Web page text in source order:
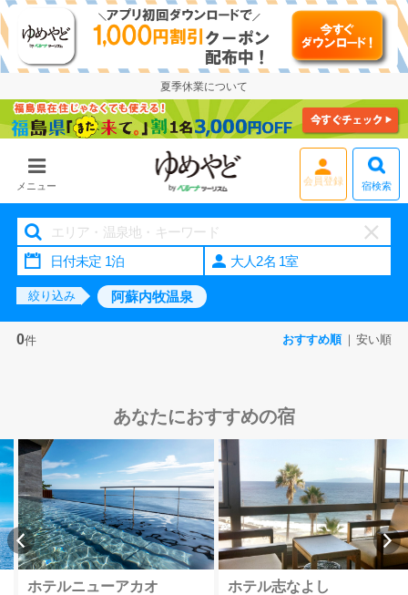
夏季休業について
メニュー 宿検索
大人2名 1室
絞り込み 阿蘇内牧温泉
0件 おすすめ順 安い順
あなたにおすすめの宿
ホテルニューアカオ
ホテル志なよし